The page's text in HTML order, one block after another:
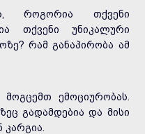
როგორია თქვენი
თქვენი უნიკალური
რამ განაპირობა ამ
ემოციურობას.
გადამდებია და მისი
კარგია.